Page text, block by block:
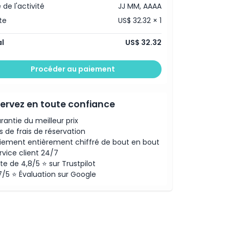
de l'activité
JJ MM, AAAA
US$ 32.32 × 1
US$ 32.32
Procéder au paiement
en toute confiance
du meilleur prix
de frais de réservation
entièrement chiffré de bout en bout
client 24/7
de 4,8/5 ⭐ sur Trustpilot
5 ⭐ Évaluation sur Google